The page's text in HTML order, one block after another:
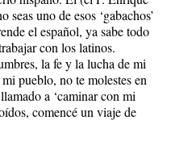
uno de esos ‘gabachos’
el español, ya sabe todo
con los latinos.
la fe y la lucha de mi
pueblo, no te molestes en
a ‘caminar con mi
comencé un viaje de